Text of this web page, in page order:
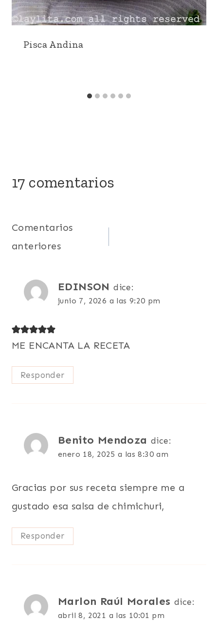
Pisca Andina
17 comentarios
Navegación
de
comentarios
Comentarios
anteriores
EDINSON dice:
junio 7, 2026 a las 9:20 pm
ME ENCANTA LA RECETA
Responder
Benito Mendoza dice:
enero 18, 2025 a las 8:30 am
Gracias por sus receta siempre me a
gustado esa salsa de chimichuri,
Responder
Marlon Raúl Morales dice:
abril 8, 2021 a las 10:01 pm